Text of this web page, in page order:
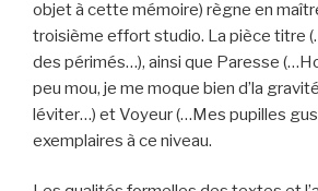
objet à cette mémoire) règne en
troisième effort studio. La pièce titre
des périmés…), ainsi que Paresse
peu mou, je me moque bien d’la
léviter…) et Voyeur (…Mes pupilles
exemplaires à ce niveau.